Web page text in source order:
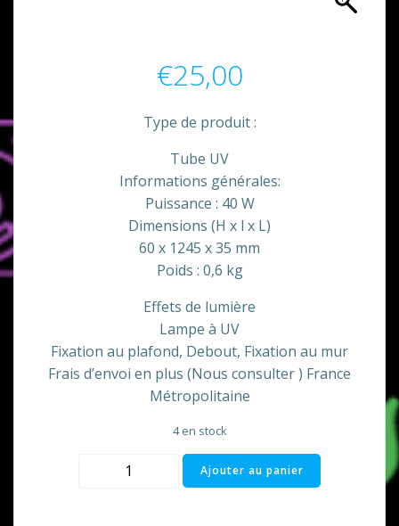
€25,00
Type de produit :
Tube UV
Informations générales:
Puissance : 40 W
Dimensions (H x l x L)
60 x 1245 x 35 mm
Poids : 0,6 kg
Effets de lumière
Lampe à UV
Fixation au plafond, Debout, Fixation au mur
Frais d’envoi en plus (Nous consulter ) France
Métropolitaine
4 en stock
quantité
Ajouter au panier